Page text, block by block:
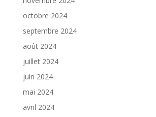
octobre 2024
septembre 2024
août 2024
juillet 2024
juin 2024
mai 2024
avril 2024